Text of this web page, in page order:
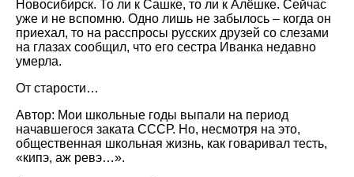
Новосибирск. То ли к Сашке, то ли к Алёшке. Сейчас
уже и не вспомню. Одно лишь не забылось – когда он
приехал, то на расспросы русских друзей со слезами
на глазах сообщил, что его сестра Иванка недавно
умерла.
От старости…
Автор: Мои школьные годы выпали на период
начавшегося заката СССР. Но, несмотря на это,
общественная школьная жизнь, как говаривал тесть,
«кипэ, аж ревэ…».